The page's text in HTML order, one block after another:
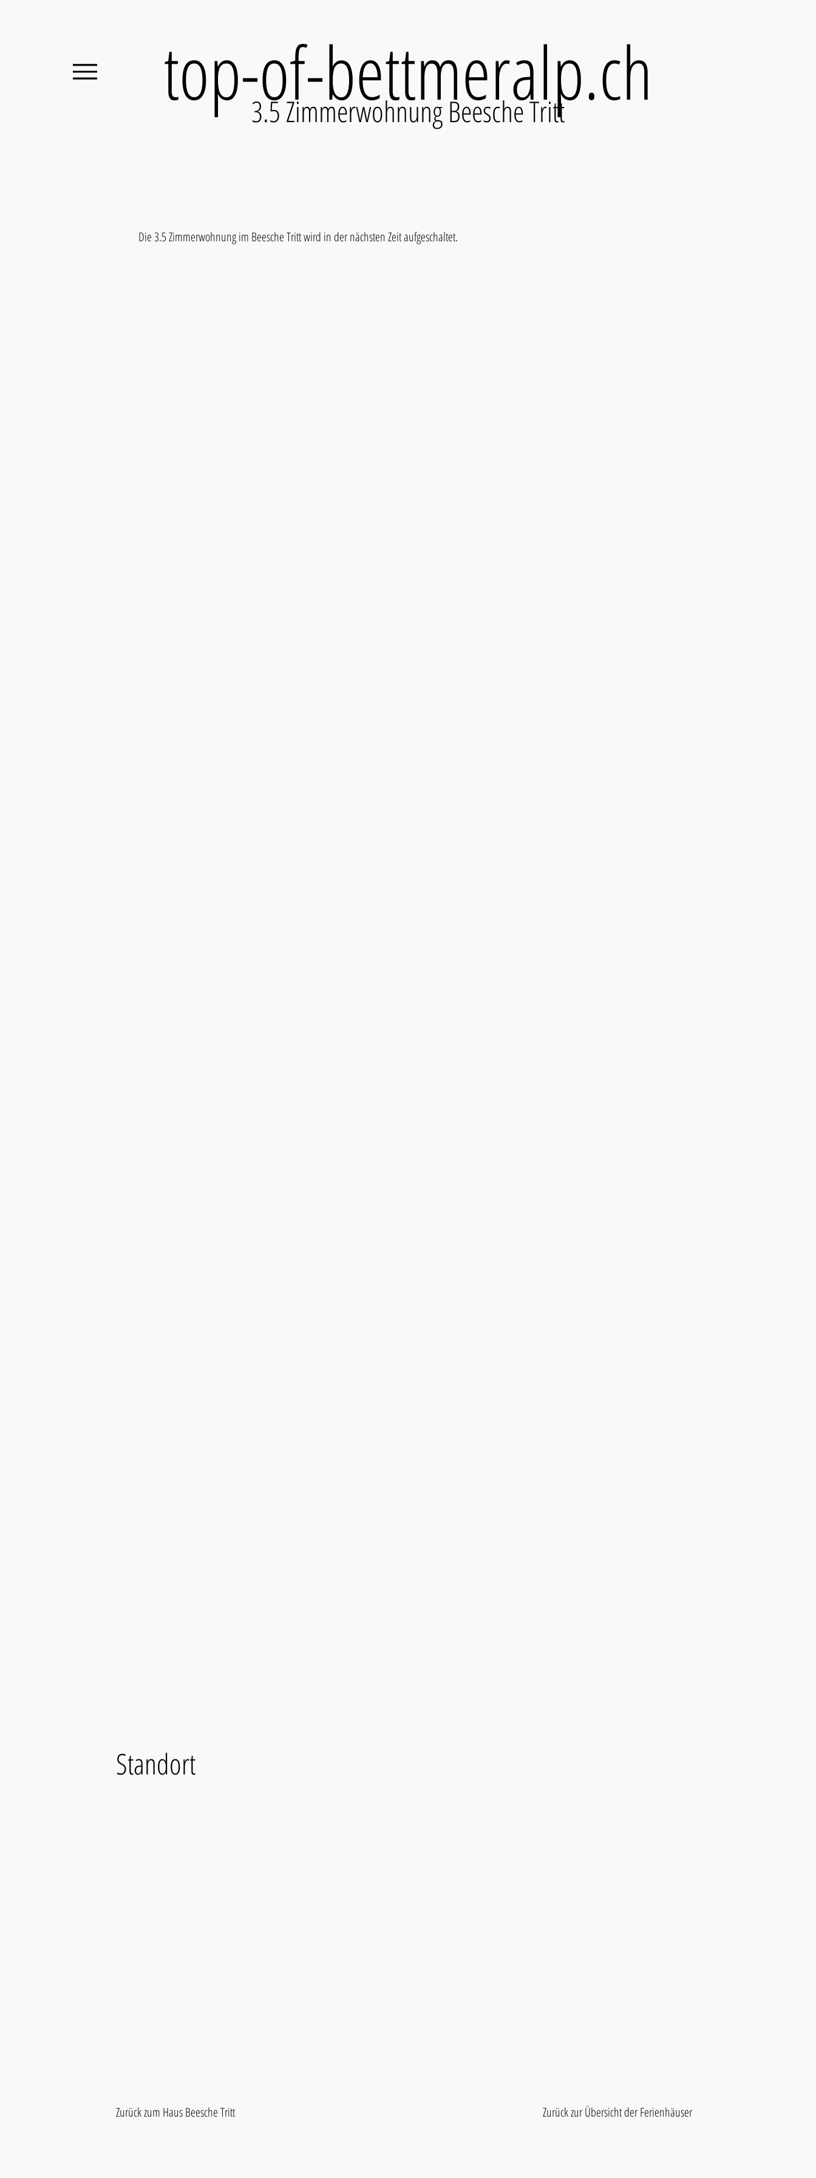
top-of-bettmeralp.ch
3.5 Zimmerwohnung Beesche Tritt
Die 3.5 Zimmerwohnung im Beesche Tritt wird in der nächsten Zeit aufgeschaltet.
Standort
Zurück zum Haus Beesche Tritt Zurück zur Übersicht der Ferienhäuser